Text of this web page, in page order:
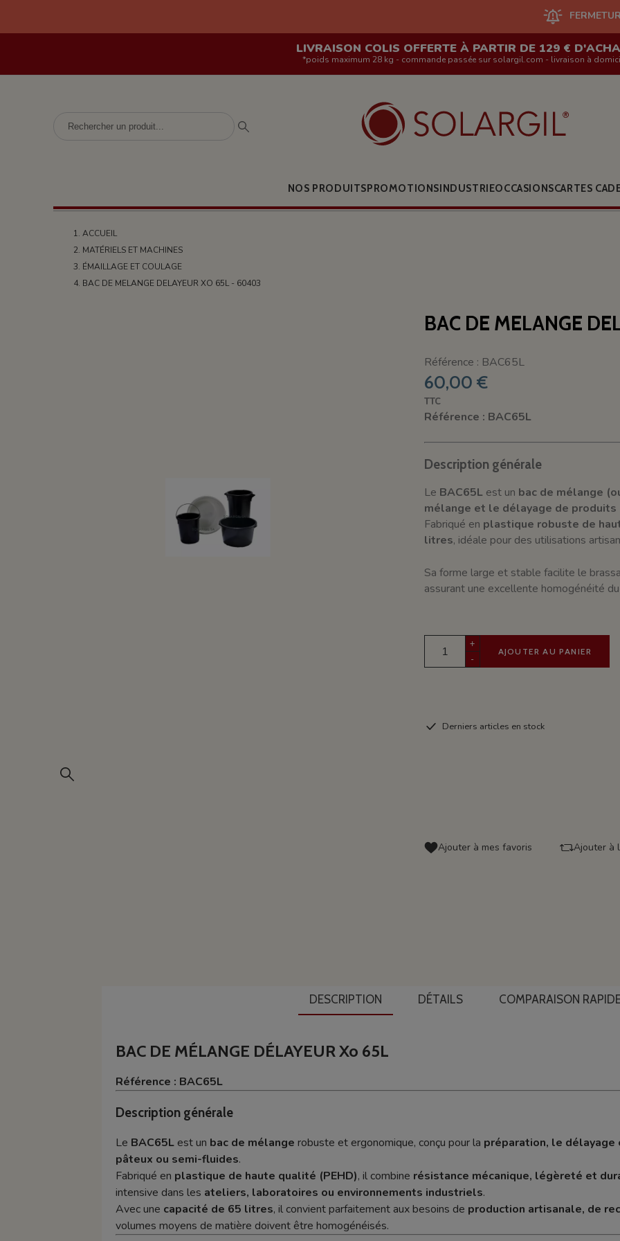
FERMETURE DU SITE
LIVRAISON COLIS OFFERTE À PARTIR DE 129 €
*poids maximum 28 kg - commande passée sur solargil.com - livraison à
NOS PRODUITSPROMOTIONSINDUSTRIEOCCASIONSCARTES
ACCUEIL
MATÉRIELS ET MACHINES
ÉMAILLAGE ET COULAGE
BAC DE MELANGE DELAYEUR XO 65L - 60403
BAC DE MELANGE
Référence : BAC65L
60,00 €
TTC
Référence : BAC65L
Description générale
Le BAC65Lest un bac de mélange
mélange et le délayage de
Fabriqué en plastique robuste de
litres, idéale pour des utilisations
Sa forme large et stable facilite le
assurant une excellente homogénéité
+
-
AJOUTER AU PANIER
Derniers articles en stock
Ajouter à mes favoris Ajouter à
DESCRIPTION DÉTAILS COMPARAISON
BAC DE MÉLANGE DÉLAYEUR Xo 65L
Référence : BAC65L
Description générale
Le BAC65Lest un bac de mélange robuste et ergonomique, conçu pour la préparation, le
pâteux ou semi-fluides.
Fabriqué en plastique de haute qualité (PEHD), il combine résistance mécanique, légèreté et
intensive dans les ateliers, laboratoires ou environnements industriels.
Avec une capacité de 65 litres, il convient parfaitement aux besoins de production artisanale, de
volumes moyens de matière doivent être homogénéisés.